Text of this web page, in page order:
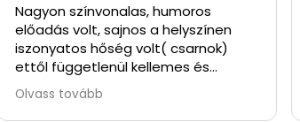
Nagyon színvonalas, humoros
előadás volt, sajnos a helyszínen
iszonyatos hőség volt( csarnok)
ettől függetlenül kellemes és
szórakoztató program volt
Olvass tovább